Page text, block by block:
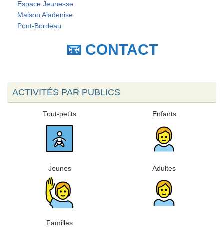
Espace Jeunesse
Maison Aladenise
Pont-Bordeau
📧 CONTACT
ACTIVITÉS PAR PUBLICS
Tout-petits Enfants
Jeunes Adultes
Familles